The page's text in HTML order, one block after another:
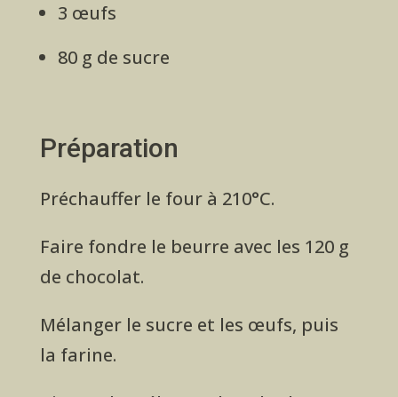
3 œufs
80 g de sucre
Préparation
Préchauffer le four à 210°C.
Faire fondre le beurre avec les 120 g
de chocolat.
Mélanger le sucre et les œufs, puis
la farine.